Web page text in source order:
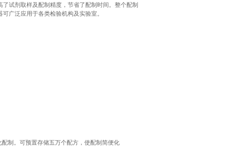
试剂取样及配制精度，节省了配制时间。整个配制
广泛应用于各类检验机构及实验室。
制。可预置存储五万个配方，使配制简便化